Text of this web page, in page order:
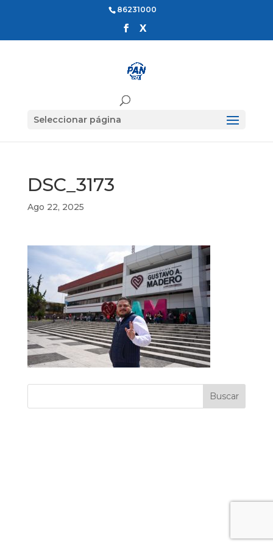
86231000
Seleccionar página
DSC_3173
Ago 22, 2025